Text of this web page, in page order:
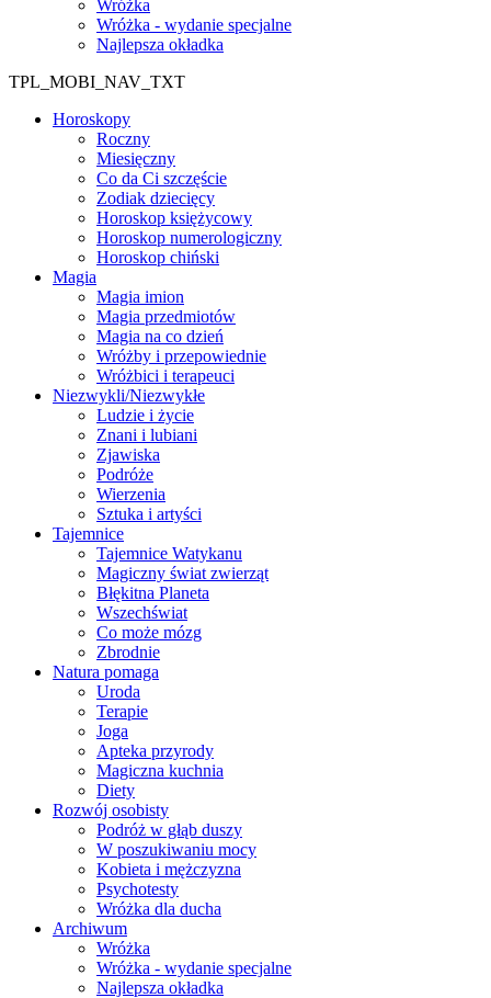
Wróżka
Wróżka - wydanie specjalne
Najlepsza okładka
TPL_MOBI_NAV_TXT
Horoskopy
Roczny
Miesięczny
Co da Ci szczęście
Zodiak dziecięcy
Horoskop księżycowy
Horoskop numerologiczny
Horoskop chiński
Magia
Magia imion
Magia przedmiotów
Magia na co dzień
Wróżby i przepowiednie
Wróżbici i terapeuci
Niezwykli/Niezwykłe
Ludzie i życie
Znani i lubiani
Zjawiska
Podróże
Wierzenia
Sztuka i artyści
Tajemnice
Tajemnice Watykanu
Magiczny świat zwierząt
Błękitna Planeta
Wszechświat
Co może mózg
Zbrodnie
Natura pomaga
Uroda
Terapie
Joga
Apteka przyrody
Magiczna kuchnia
Diety
Rozwój osobisty
Podróż w głąb duszy
W poszukiwaniu mocy
Kobieta i mężczyzna
Psychotesty
Wróżka dla ducha
Archiwum
Wróżka
Wróżka - wydanie specjalne
Najlepsza okładka